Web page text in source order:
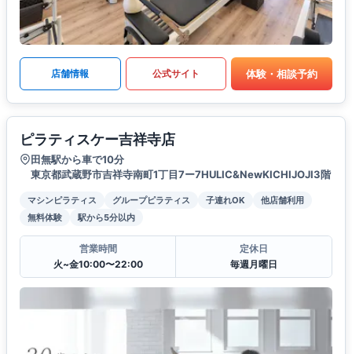
店舗情報 公式サイト 体験・相談予約
ピラティスケー吉祥寺店
田無駅から車で10分
東京都武蔵野市吉祥寺南町1丁目7ー7HULIC&NewKICHIJOJI3階
マシンピラティス グループピラティス 子連れOK
他店舗利用
無料体験
駅から5分以内
営業時間
火~金10:00〜22:00
定休日
毎週月曜日